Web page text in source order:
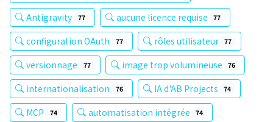
Antigravity 77 aucune licence requise 77
configuration OAuth 77 rôles utilisateur 77
versionnage 77 image trop volumineuse 76
internationalisation 76 IA d'AB Projects 74
MCP 74 automatisation intégrée 74